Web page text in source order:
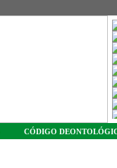
CÓDIGO